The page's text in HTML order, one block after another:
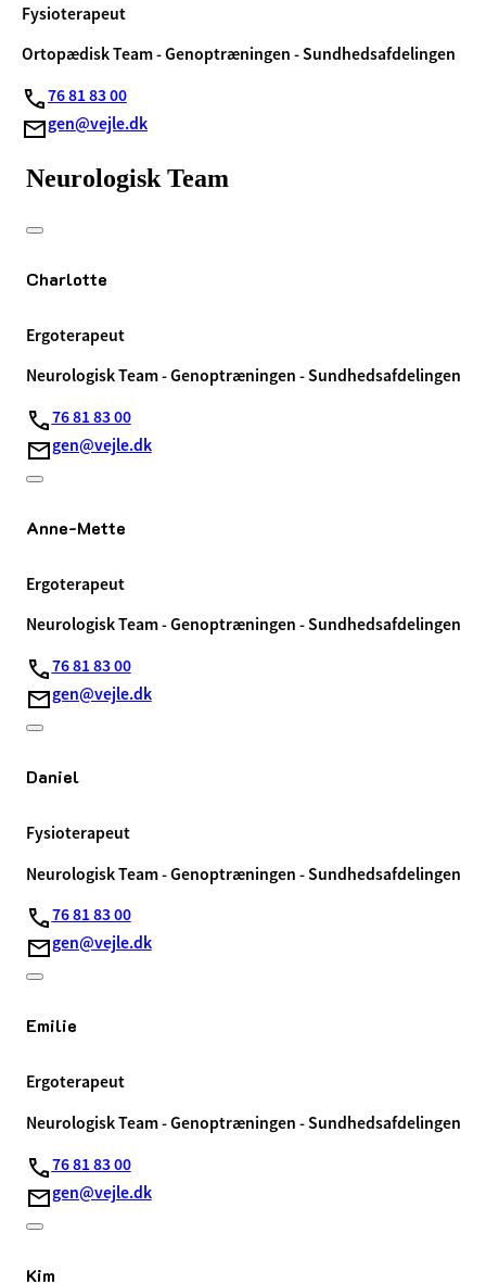
Fysioterapeut
Ortopædisk Team - Genoptræningen - Sundhedsafdelingen
76 81 83 00
gen@vejle.dk
Neurologisk Team
Charlotte
Ergoterapeut
Neurologisk Team - Genoptræningen - Sundhedsafdelingen
76 81 83 00
gen@vejle.dk
Anne-Mette
Ergoterapeut
Neurologisk Team - Genoptræningen - Sundhedsafdelingen
76 81 83 00
gen@vejle.dk
Daniel
Fysioterapeut
Neurologisk Team - Genoptræningen - Sundhedsafdelingen
76 81 83 00
gen@vejle.dk
Emilie
Ergoterapeut
Neurologisk Team - Genoptræningen - Sundhedsafdelingen
76 81 83 00
gen@vejle.dk
Kim